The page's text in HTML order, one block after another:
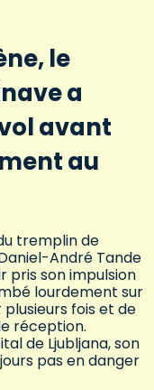
le
a
avant
au
tremplin de
André Tande
pris son impulsion
lourdement sur
fois et de
réception.
de Ljubljana, son
pas en danger